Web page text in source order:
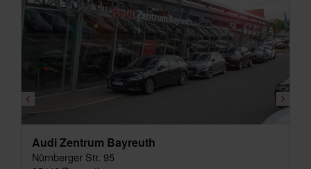
Audi Zentrum Bayreuth
Nürnberger Str. 95